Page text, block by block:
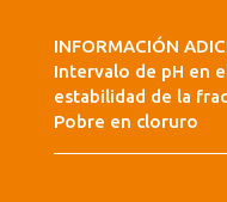
INFORMACIÓN
Intervalo de pH en
estabilidad de la
Pobre en cloruro